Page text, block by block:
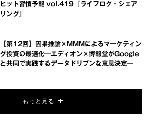
ヒット習慣予報 vol.419『ライフログ・シェア
リング』
【第12回】因果推論×MMMによるマーケティン
グ投資の最適化―エディオン×博報堂がGoogle
と共同で実践するデータドリブンな意思決定―
もっと見る